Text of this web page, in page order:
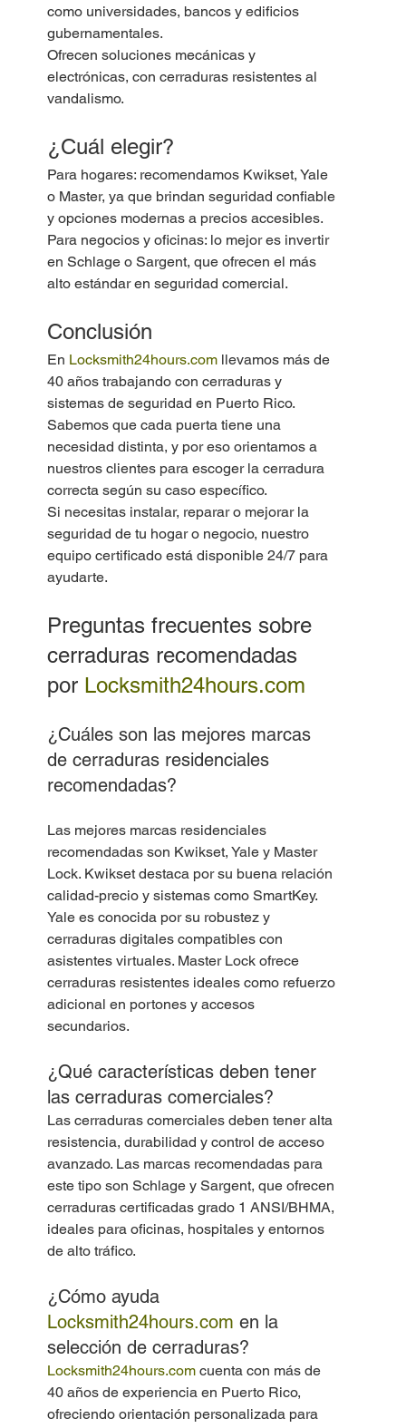
como universidades, bancos y edificios
gubernamentales.
Ofrecen soluciones mecánicas y
electrónicas, con cerraduras resistentes al
vandalismo.
¿Cuál elegir?
Para hogares: recomendamos Kwikset, Yale
o Master, ya que brindan seguridad confiable
y opciones modernas a precios accesibles.
Para negocios y oficinas: lo mejor es invertir
en Schlage o Sargent, que ofrecen el más
alto estándar en seguridad comercial.
Conclusión
En Locksmith24hours.com llevamos más de
40 años trabajando con cerraduras y
sistemas de seguridad en Puerto Rico.
Sabemos que cada puerta tiene una
necesidad distinta, y por eso orientamos a
nuestros clientes para escoger la cerradura
correcta según su caso específico.
Si necesitas instalar, reparar o mejorar la
seguridad de tu hogar o negocio, nuestro
equipo certificado está disponible 24/7 para
ayudarte.
Preguntas frecuentes sobre
cerraduras recomendadas
por Locksmith24hours.com
¿Cuáles son las mejores marcas
de cerraduras residenciales
recomendadas?
Las mejores marcas residenciales
recomendadas son Kwikset, Yale y Master
Lock. Kwikset destaca por su buena relación
calidad-precio y sistemas como SmartKey.
Yale es conocida por su robustez y
cerraduras digitales compatibles con
asistentes virtuales. Master Lock ofrece
cerraduras resistentes ideales como refuerzo
adicional en portones y accesos
secundarios.
¿Qué características deben tener
las cerraduras comerciales?
Las cerraduras comerciales deben tener alta
resistencia, durabilidad y control de acceso
avanzado. Las marcas recomendadas para
este tipo son Schlage y Sargent, que ofrecen
cerraduras certificadas grado 1 ANSI/BHMA,
ideales para oficinas, hospitales y entornos
de alto tráfico.
¿Cómo ayuda
Locksmith24hours.com en la
selección de cerraduras?
Locksmith24hours.com cuenta con más de
40 años de experiencia en Puerto Rico,
ofreciendo orientación personalizada para